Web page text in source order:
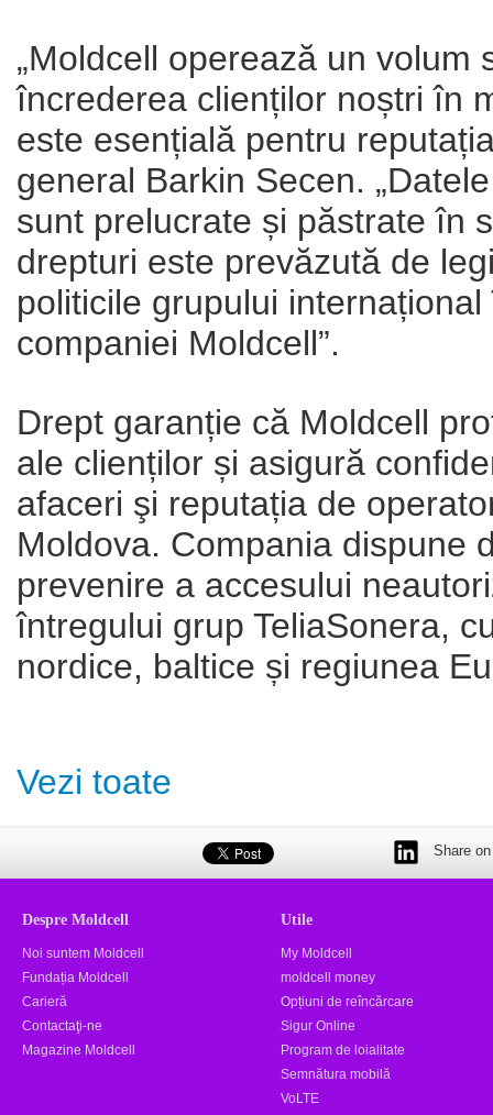
„Moldcell operează un
încrederea clienților noștri în
este esențială pentru
general Barkin Secen.
sunt prelucrate și păstrate în
drepturi este prevăzută de
politicile grupului
companiei Moldcell”.
Drept garanție că Moldcell
ale clienților și asigură
afaceri şi reputația de
Moldova. Compania dispune
prevenire a accesului
întregului grup TeliaSonera,
nordice, baltice și regiunea
Vezi toate
Share
Despre Moldcell
Noi suntem Moldcell
Fundația Moldcell
Carieră
Contactaţi-ne
Magazine Moldcell
Utile
My Moldcell
moldcell money
Opțiuni de reîncărcare
Sigur Online
Program de loialitate
Semnătura mobilă
VoLTE